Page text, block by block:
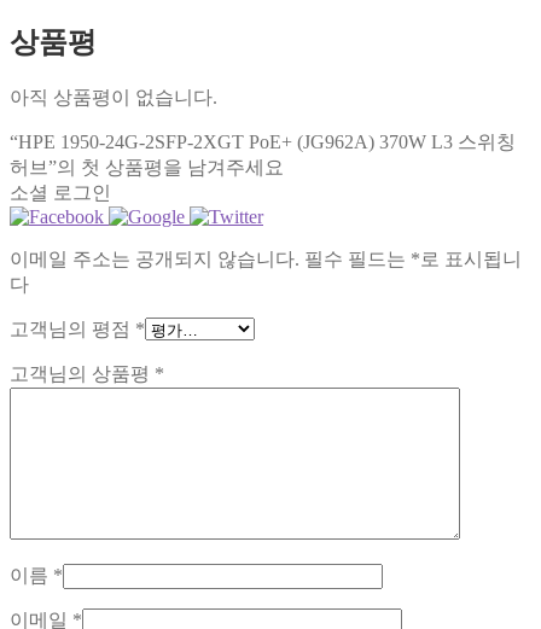
상품평
아직 상품평이 없습니다.
“HPE 1950-24G-2SFP-2XGT PoE+ (JG962A) 370W L3 스위칭
허브”의 첫 상품평을 남겨주세요
소셜 로그인
이메일 주소는 공개되지 않습니다. 필수 필드는 * 로 표시됩니
다
고객님의 평점 *
고객님의 상품평 *
이름 *
이메일 *